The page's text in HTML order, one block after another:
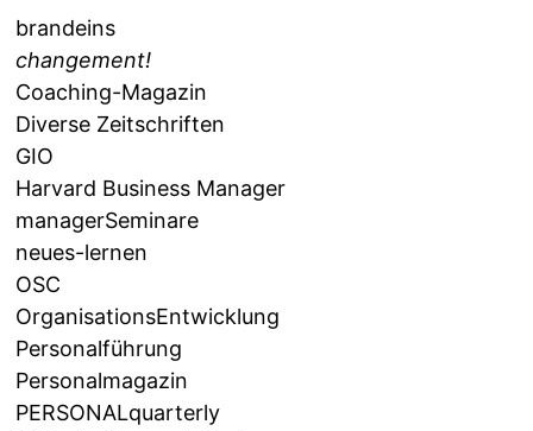
brandeins
changement!
Coaching-Magazin
Diverse Zeitschriften
GIO
Harvard Business Manager
managerSeminare
neues-lernen
OSC
OrganisationsEntwicklung
Personalführung
Personalmagazin
PERSONALquarterly